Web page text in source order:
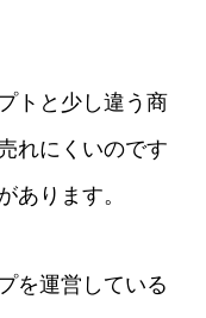
トと少し違う商
れにくいのです
あります。
を運営している